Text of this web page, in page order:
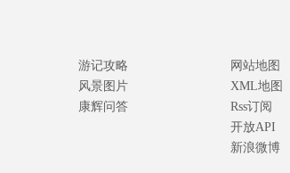
游记攻略
风景图片
康辉问答
网站地图
XML地图
Rss订阅
开放API
新浪微博